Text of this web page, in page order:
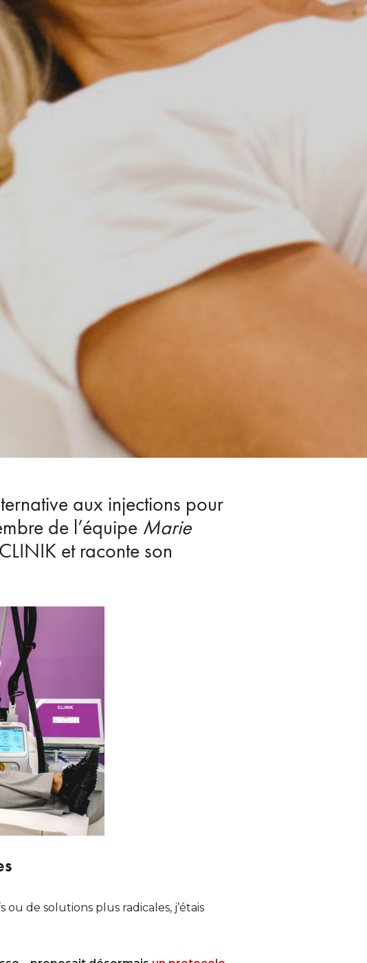
aux injections pour
de l’équipe Marie
et raconte son
de solutions plus radicales, j’étais